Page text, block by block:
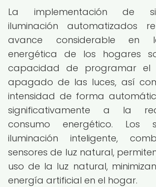
La implementación de
iluminación automatizados
avance considerable en
energética de los hogares
capacidad de programar el
apagado de las luces, así
intensidad de forma
significativamente a la
consumo energético. Los
iluminación inteligente,
sensores de luz natural,
uso de la luz natural,
energía artificial en el hogar.